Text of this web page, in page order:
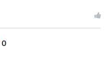
0